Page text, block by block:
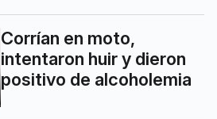
Corrían en moto,
intentaron huir y dieron
positivo de alcoholemia